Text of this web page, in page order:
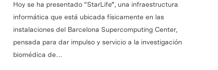
Hoy se ha presentado “StarLife”, una infraestructura
informática que está ubicada físicamente en las
instalaciones del Barcelona Supercomputing Center,
pensada para dar impulso y servicio a la investigación
biomédica de…